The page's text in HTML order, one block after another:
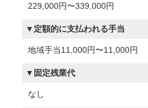
229,000円〜339,000円
定額的に支払われる手当
地域手当11,000円〜11,000円
固定残業代
なし